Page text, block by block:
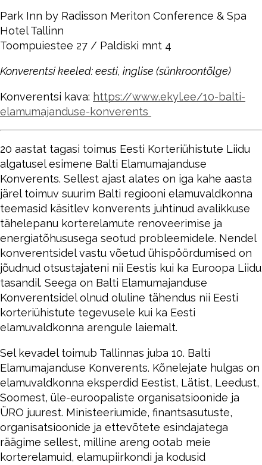
Park Inn by Radisson Meriton Conference & Spa
Hotel Tallinn
Toompuiestee 27 / Paldiski mnt 4
Konverentsi keeled: eesti, inglise (sünkroontõlge)
Konverentsi kava: https://www.ekyl.ee/10-balti-
elamumajanduse-konverents
20 aastat tagasi toimus Eesti Korteriühistute Liidu
algatusel esimene Balti Elamumajanduse
Konverents. Sellest ajast alates on iga kahe aasta
järel toimuv suurim Balti regiooni elamuvaldkonna
teemasid käsitlev konverents juhtinud avalikkuse
tähelepanu korterelamute renoveerimise ja
energiatõhususega seotud probleemidele. Nendel
konverentsidel vastu võetud ühispöördumised on
jõudnud otsustajateni nii Eestis kui ka Euroopa Liidu
tasandil. Seega on Balti Elamumajanduse
Konverentsidel olnud oluline tähendus nii Eesti
korteriühistute tegevusele kui ka Eesti
elamuvaldkonna arengule laiemalt.
Sel kevadel toimub Tallinnas juba 10. Balti
Elamumajanduse Konverents. Kõnelejate hulgas on
elamuvaldkonna eksperdid Eestist, Lätist, Leedust,
Soomest, üle-euroopaliste organisatsioonide ja
ÜRO juurest. Ministeeriumide, finantsasutuste,
organisatsioonide ja ettevõtete esindajatega
räägime sellest, milline areng ootab meie
korterelamuid, elamupiirkondi ja kodusid